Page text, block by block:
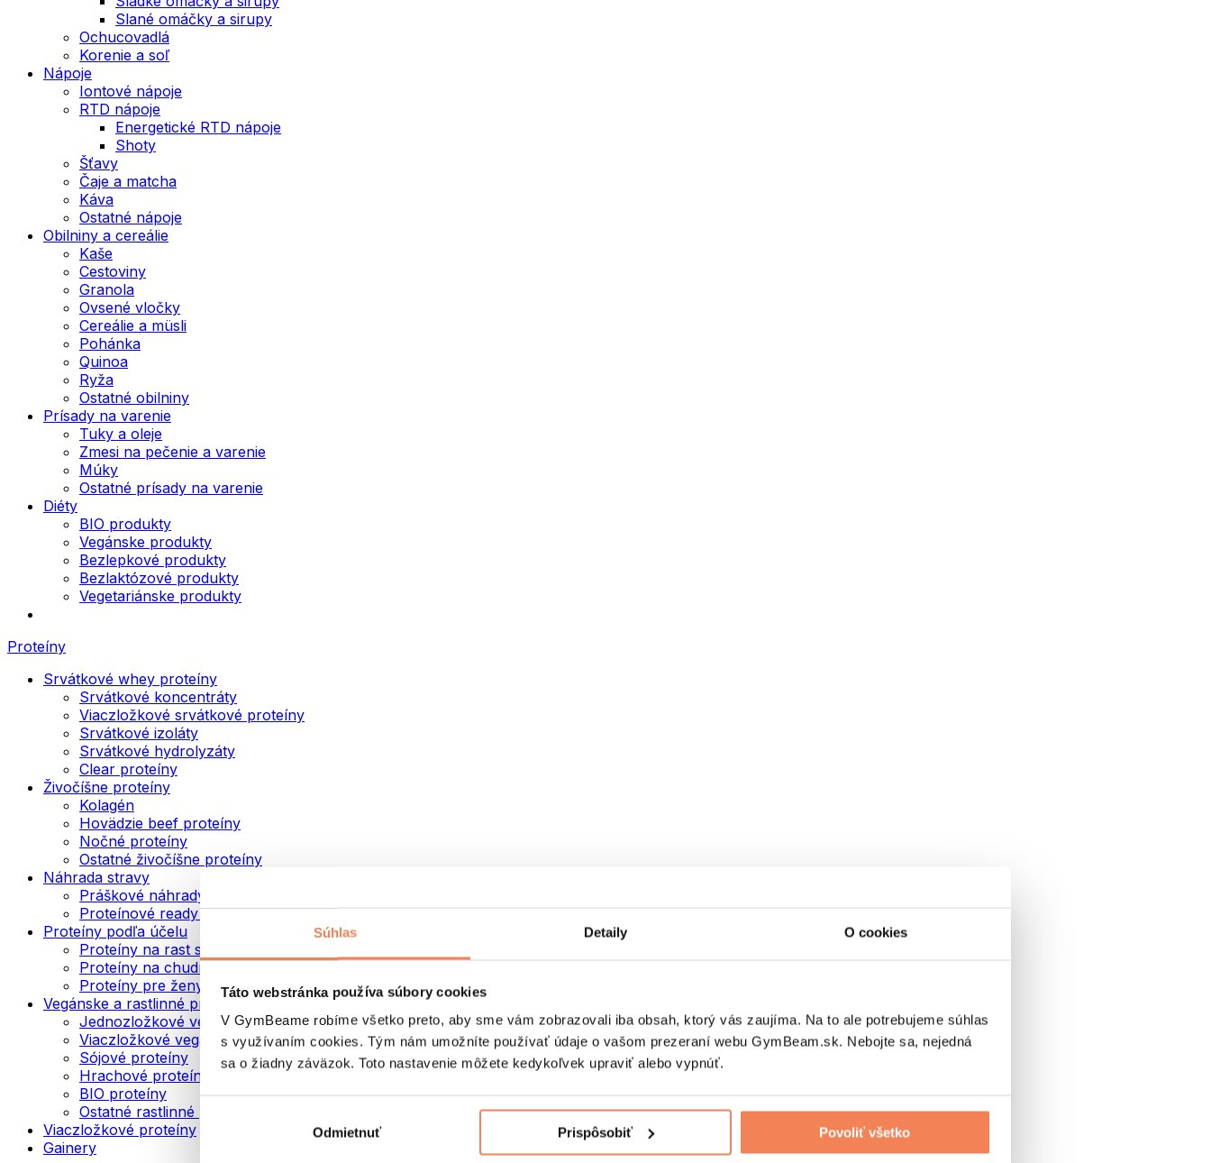
Súhlas Detaily O cookies
Táto webstránka používa súbory cookies
V GymBeame robíme všetko preto, aby sme vám zobrazovali iba obsah, ktorý vás zaujíma. Na to ale potrebujeme súhlas
s využívaním cookies. Tým nám umožníte používať údaje o vašom prezeraní webu GymBeam.sk. Nebojte sa, nejedná
sa o žiadny záväzok. Toto nastavenie môžete kedykoľvek upraviť alebo vypnúť.
Odmietnuť Prispôsobiť Povoliť všetko
Slané omáčky a sirupy
Ochucovadlá
Korenie a soľ
Nápoje
Iontové nápoje
RTD nápoje
Energetické RTD nápoje
Shoty
Šťavy
Čaje a matcha
Káva
Ostatné nápoje
Obilniny a cereálie
Kaše
Cestoviny
Granola
Ovsené vločky
Cereálie a müsli
Pohánka
Quinoa
Ryža
Ostatné obilniny
Prísady na varenie
Tuky a oleje
Zmesi na pečenie a varenie
Múky
Ostatné prísady na varenie
Diéty
BIO produkty
Vegánske produkty
Bezlepkové produkty
Bezlaktózové produkty
Vegetariánske produkty
Proteíny
Srvátkové whey proteíny
Srvátkové koncentráty
Viaczložkové srvátkové proteíny
Srvátkové izoláty
Srvátkové hydrolyzáty
Clear proteíny
Živočíšne proteíny
Kolagén
Hovädzie beef proteíny
Nočné proteíny
Ostatné živočíšne proteíny
Náhrada stravy
Práškové náhrady stravy
Proteínové ready to drink nápoje
Proteíny podľa účelu
Proteíny na rast svalov
Proteíny na chudnutie
Proteíny pre ženy
Vegánske a rastlinné proteíny
Jednozložkové vegánske proteíny
Viaczložkové vegánske proteíny
Sójové proteíny
Hrachové proteíny
BIO proteíny
Ostatné rastlinné proteíny
Viaczložkové proteíny
Gainery